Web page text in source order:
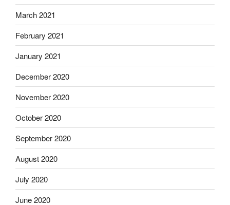
March 2021
February 2021
January 2021
December 2020
November 2020
October 2020
September 2020
August 2020
July 2020
June 2020